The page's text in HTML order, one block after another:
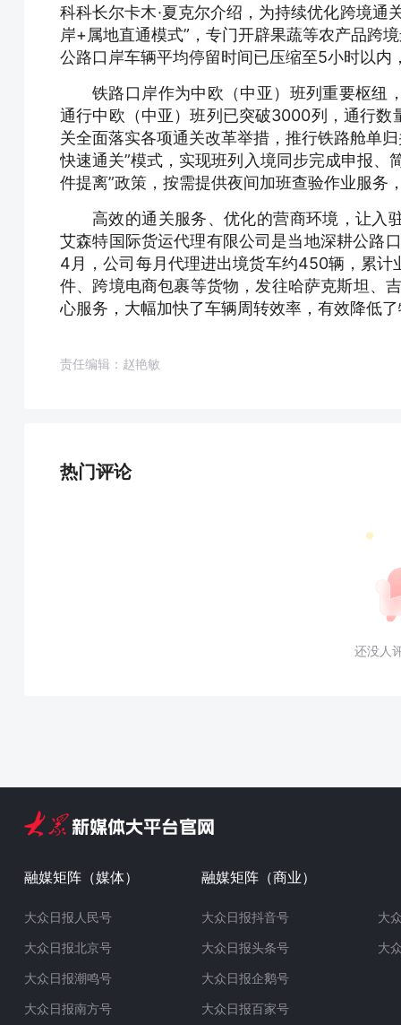
科科长尔卡木·夏克尔介绍，为持续优化跨境通
岸+属地直通模式”，专门开辟果蔬等农产品跨
公路口岸车辆平均停留时间已压缩至5小时以内
铁路口岸作为中欧（中亚）班列重要枢纽
通行中欧（中亚）班列已突破3000列，通行
关全面落实各项通关改革举措，推行铁路舱单
快速通关”模式，实现班列入境同步完成申报、
件提离”政策，按需提供夜间加班查验作业服
高效的通关服务、优化的营商环境，让入
艾森特国际货运代理有限公司是当地深耕公路
4月，公司每月代理进出境货车约450辆，累
件、跨境电商包裹等货物，发往哈萨克斯坦、
心服务，大幅加快了车辆周转效率，有效降低
责任编辑：赵艳敏
热门评论
还没人
融媒矩阵（媒体）
大众日报人民号
大众日报北京号
大众日报潮鸣号
大众日报南方号
融媒矩阵（商业）
大众日报抖音号
大众日报头条号
大众日报企鹅号
大众日报百家号
大
大